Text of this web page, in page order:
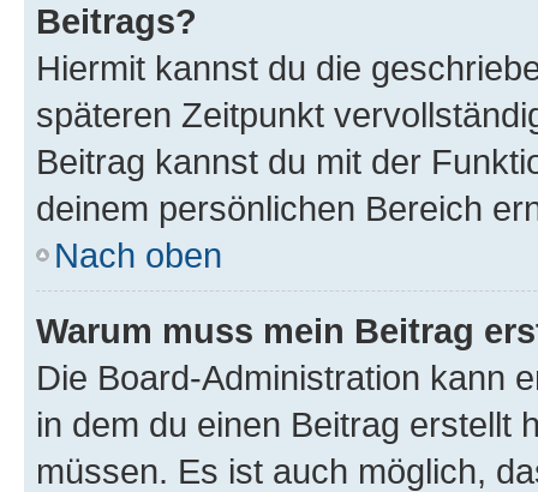
Beitrags?
Hiermit kannst du die
späteren Zeitpunkt
Beitrag kannst du mit der
deinem persönlichen Bereich
Nach oben
Warum muss mein Beitrag
Die Board-Administration kann
in dem du einen Beitrag erstellt
müssen. Es ist auch möglich,